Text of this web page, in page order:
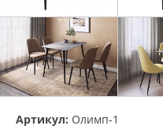
Артикул: Олимп-1